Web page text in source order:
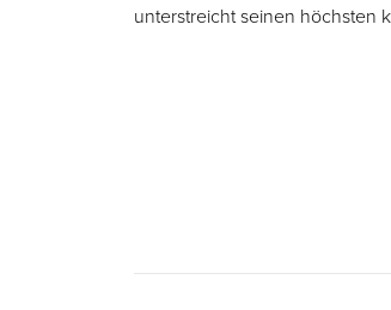
unterstreicht seinen höchsten